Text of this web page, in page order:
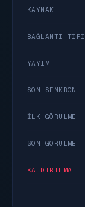
KAYNAK
BAĞLANTI TIPI
YAYIM
SON SENKRON
İLK GÖRÜLME
SON GÖRÜLME
KALDIRILMA